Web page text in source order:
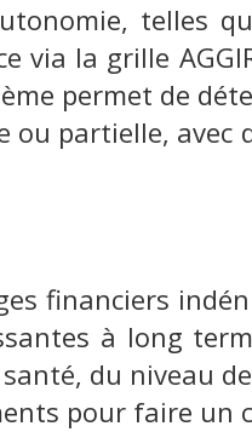
telles
via la grille
permet de
ou partielle, avec
financiers
à long
du niveau
pour faire un